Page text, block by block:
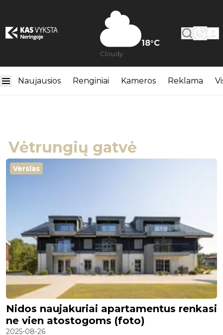
18°C
Cloudy
Naujausios Renginiai Kameros Reklama
Vėtrungių gatvė
Verslas
Nidos naujakuriai apartamentus renkasi
ne vien atostogoms (foto)
2025-08-26